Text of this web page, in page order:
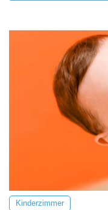
Kinderzimmer